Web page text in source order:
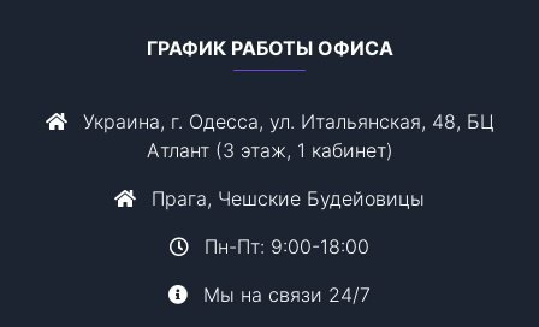
ГРАФИК РАБОТЫ ОФИСА
Украина, г. Одесса, ул. Итальянская, 48, БЦ
Атлант (3 этаж, 1 кабинет)
Прага, Чешские Будейовицы
Пн-Пт: 9:00-18:00
Мы на связи 24/7